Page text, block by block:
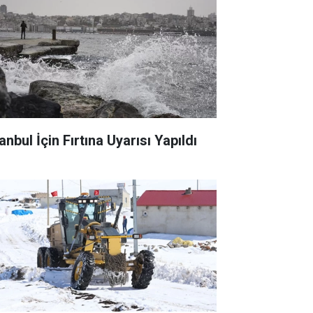
İçin Fırtına Uyarısı Yapıldı